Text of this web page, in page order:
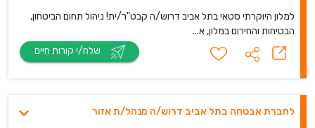
למלון היוקרתי סטאי בתל אביב דרוש/ה קבט"ר/ית! ניהול תחום הביטחון,
הבטיחות והחירום במלון, א...
לחברת אבטחה בתל אביב דרוש/ה מנהל/ת אזור